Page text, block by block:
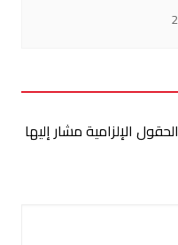
الحقول الإلزامية مشار إليها